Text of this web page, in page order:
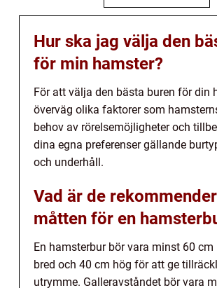
Hur ska jag välja den
för min hamster?
För att välja den bästa buren för din
överväg olika faktorer som
behov av rörelsemöjligheter och
dina egna preferenser gällande
och underhåll.
Vad är de
måtten för en
En hamsterbur bör vara minst 60 cm
bred och 40 cm hög för att ge
utrymme. Galleravståndet bör vara